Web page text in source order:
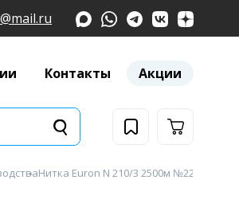
Контакты Акции
Нитка Euron N 210/3 2500м №2219 белая